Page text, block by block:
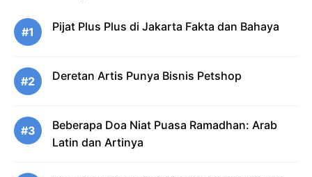
#1 Pijat Plus Plus di Jakarta Fakta dan Bahaya
#2 Deretan Artis Punya Bisnis Petshop
#3
Beberapa Doa Niat Puasa Ramadhan: Arab
Latin dan Artinya